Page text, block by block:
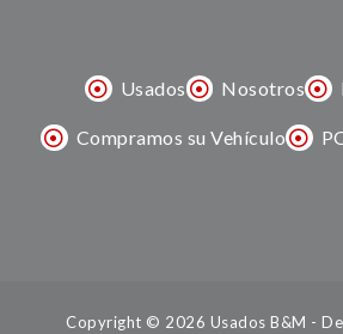
Usados Nosotros
Compramos su Vehículo
Copyright © 2026 Usados B&M -